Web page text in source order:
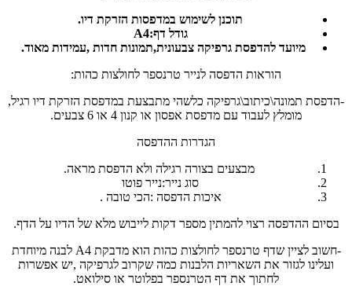
תוכנן לשימוש במדפסות הזרקת דיו.
גודל דף:A4
מיועד להדפסת גרפיקה צבעונית,תמונות חדות ,עמידות מאוד.
הוראות הדפסה לנייר טרנספר לחולצות כהות:
-הדפסת תמונה\כיתוב\גרפיקה כלשהי מתבצעת במדפסת הזרקת דיו רגיל,
מומלץ לעבוד עם מדפסת אפסון או קנון 4 או 6 צבעים.
הגדרות ההדפסה
מבצעים בצורה רגילה ולא הדפסת מראה.
סוג נייר:נייר פוטו
איכות הדפסה :הכי טובה .
בסיום ההדפסה רצוי להמתין מספר דקות לייבוש מלא של הדיו על הדף.
-חשוב לציין שדף טרנספר לחולצות כהות הוא מדבקת A4 לבנה מיוחדת
ועלינו לגזור את השאריות הלבנות כמה שקרוב לגרפיקה ,יש אפשרות
לחתוך את דף הטרנספר בפלוטר או סילואט.